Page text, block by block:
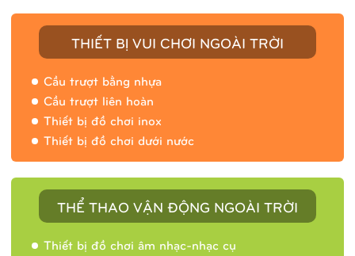
THIẾT BỊ VUI CHƠI NGOÀI TRỜI
Cầu trượt bằng nhựa
Cầu trượt liên hoàn
Thiết bị đồ chơi inox
Thiết bị đồ chơi dưới nước
THỂ THAO VẬN ĐỘNG NGOÀI TRỜI
Thiết bị đồ chơi âm nhạc-nhạc cụ